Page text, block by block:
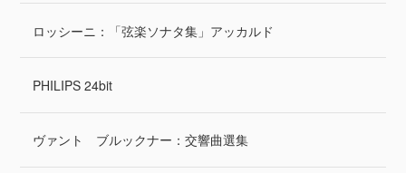
ロッシーニ：「弦楽ソナタ集」アッカルド
PHILIPS 24bit
ヴァント ブルックナー：交響曲選集